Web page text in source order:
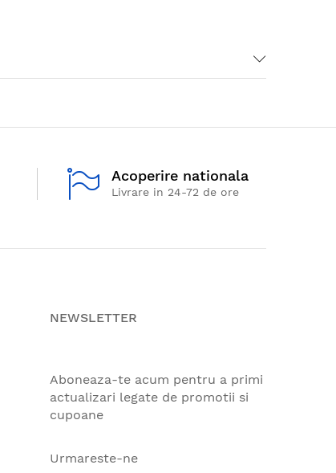
Acoperire nationala
Livrare in 24-72 de ore
NEWSLETTER
Aboneaza-te acum pentru a primi
actualizari legate de promotii si
cupoane
Urmareste-ne